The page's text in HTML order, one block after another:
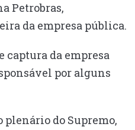
Petrobras,
da empresa pública.
captura da empresa
por alguns
do Supremo,